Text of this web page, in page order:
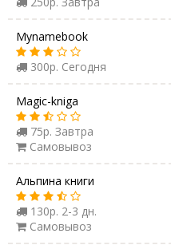
Mynamebook
300р. Сегодня
Magic-kniga
75р. Завтра
Самовывоз
Альпина книги
130р. 2-3 дн.
Самовывоз